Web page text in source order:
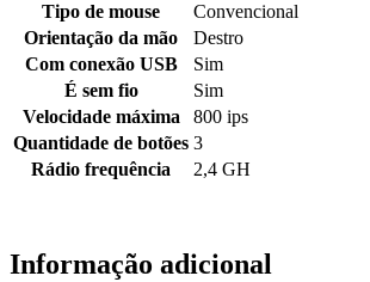
Tipo de mouse
Convencional
Orientação da mão
Destro
Com conexão USB
Sim
É sem fio
Sim
Velocidade máxima
800 ips
Quantidade de botões 3
Rádio frequência
2,4 GH
Informação adicional